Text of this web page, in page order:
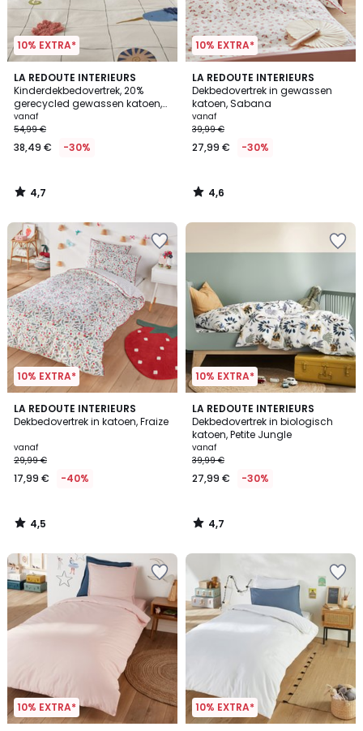
10% EXTRA*
LA REDOUTE INTERIEURS
Kinderdekbedovertrek, 20%
gerecycled gewassen katoen,
Heol
vanaf
54,99 €
38,49 € -30%
4,7
/ 5
4,7
/
10% EXTRA*
LA REDOUTE INTERIEURS
Dekbedovertrek in gewassen
katoen, Sabana
vanaf
39,99 €
27,99 € -30%
4,6
/ 5
4,6
/
10% EXTRA*
LA REDOUTE INTERIEURS
Dekbedovertrek in katoen, Fraize
vanaf
29,99 €
17,99 € -40%
4,5
/ 5
4,5
/
10% EXTRA*
LA REDOUTE INTERIEURS
Dekbedovertrek in biologisch
katoen, Petite Jungle
vanaf
39,99 €
27,99 € -30%
4,7
/ 5
4,7
/
10% EXTRA* 10% EXTRA*